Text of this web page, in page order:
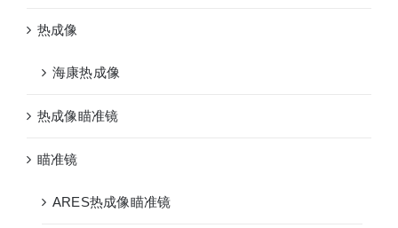
热成像
海康热成像
热成像瞄准镜
瞄准镜
ARES热成像瞄准镜